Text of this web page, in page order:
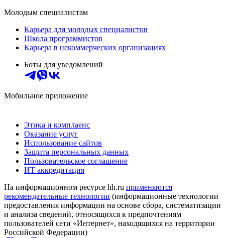
Молодым специалистам
Карьера для молодых специалистов
Школа программистов
Карьера в некоммерческих организациях
Боты для уведомлений
Мобильное приложение
Этика и комплаенс
Оказание услуг
Использование сайтов
Защита персональных данных
Пользовательское соглашение
ИТ аккредитация
На информационном ресурсе hh.ru применяются
рекомендательные технологии (информационные технологии
предоставления информации на основе сбора, систематизации
и анализа сведений, относящихся к предпочтениям
пользователей сети «Интернет», находящихся на территории
Российской Федерации)